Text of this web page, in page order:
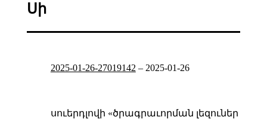
Սի
2025-01-26-27019142 – 2025-01-26
սուերդլովի «ծրագրաւորման լեզուներ